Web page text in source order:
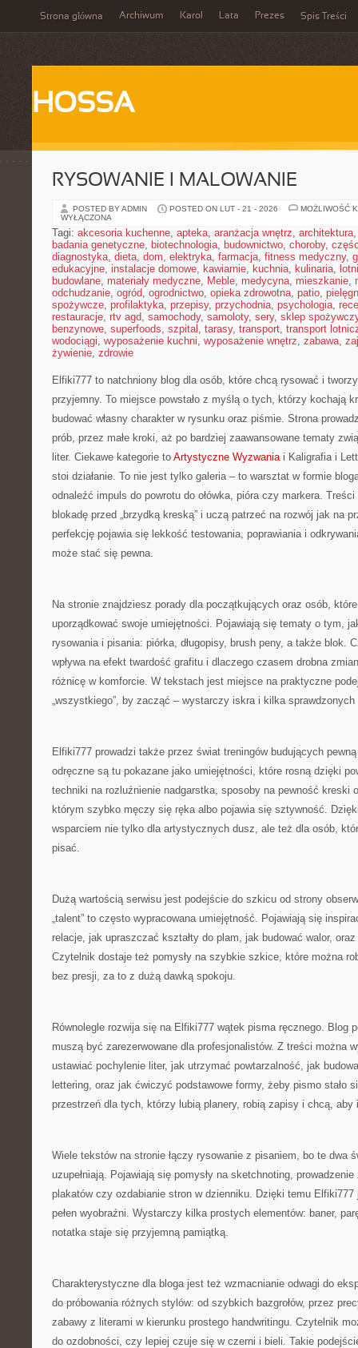
Strona główna Archiwum Karol Lata Prezes Spis Treści
HOSSA
RYSOWANIE I MALOWANIE
POSTED BY ADMIN POSTED ON LUT - 21 - 2026
MOŻLIWOŚĆ
WYŁĄCZONA
Tagi: akcesoria kuchenne, apteka, aranżacja wnętrz, architektura
badania genetyczne, biotechnologia, budownictwo, choroby,
diagnostyka, dieta, dom, elektryka, farmacja, fitness medyczny,
edukacyjne, instalacje domowe, kawiarnie, kuchnia, kulinaria,
budowlane, materiały medyczne, Meble, medycyna, mieszkanie,
odchudzanie, ogród, ogrodnictwo, opieka zdrowotna, patio,
spożywcze, profilaktyka, przepisy, przychodnia, psychologia,
restauracje, rtv agd, samochody, samoloty, sery, sklep
benzynowe, superfoods, szpital , tarasy, transport, transport
wodociągi, wyposażenie kuchni, wyposażenie wnętrz, zabawa,
żywienie, zdrowie
Elfiki777 to natchniony blog dla osób, które chcą rysować i
przyjemny. To miejsce powstało z myślą o tych, którzy kochają
budować własny charakter w rysunku oraz piśmie. Strona
prób, przez małe kroki, aż po bardziej zaawansowane tematy
liter. Ciekawe kategorie to Artystyczne Wyzwaniai Kaligrafia i
stoi działanie. To nie jest tylko galeria – to warsztat w formie
odnaleźć impuls do powrotu do ołówka, pióra czy markera. Treści
blokadę przed „brzydką kreską” i uczą patrzeć na rozwój jak na
perfekcję pojawia się lekkość testowania, poprawiania i
może stać się pewna.
Na stronie znajdziesz porady dla początkujących oraz osób,
uporządkować swoje umiejętności. Pojawiają się tematy o tym,
rysowania i pisania: piórka, długopisy, brush peny, a także blok.
wpływa na efekt twardość grafitu i dlaczego czasem drobna
różnicę w komforcie. W tekstach jest miejsce na praktyczne
„wszystkiego”, by zacząć – wystarczy iskra i kilka sprawdzonych
Elfiki777 prowadzi także przez świat treningów budujących
odręczne są tu pokazane jako umiejętności, które rosną dzięki
techniki na rozluźnienie nadgarstka, sposoby na pewność kreski
którym szybko męczy się ręka albo pojawia się sztywność.
wsparciem nie tylko dla artystycznych dusz, ale też dla osób,
pisać.
Dużą wartością serwisu jest podejście do szkicu od strony
„talent” to często wypracowana umiejętność. Pojawiają się
relacje, jak upraszczać kształty do plam, jak budować walor,
Czytelnik dostaje też pomysły na szybkie szkice, które można
bez presji, za to z dużą dawką spokoju.
Równolegle rozwija się na Elfiki777 wątek pisma ręcznego. Blog
muszą być zarezerwowane dla profesjonalistów. Z treści można
ustawiać pochylenie liter, jak utrzymać powtarzalność, jak
lettering, oraz jak ćwiczyć podstawowe formy, żeby pismo stało
przestrzeń dla tych, którzy lubią planery, robią zapisy i chcą, aby
Wiele tekstów na stronie łączy rysowanie z pisaniem, bo te dwa
uzupełniają. Pojawiają się pomysły na sketchnoting,
plakatów czy ozdabianie stron w dzienniku. Dzięki temu
pełen wyobraźni. Wystarczy kilka prostych elementów: baner,
notatka staje się przyjemną pamiątką.
Charakterystyczne dla bloga jest też wzmacnianie odwagi do
do próbowania różnych stylów: od szybkich bazgrołów, przez
zabawy z literami w kierunku prostego handwritingu. Czytelnik
do ozdobności, czy lepiej czuje się w czerni i bieli. Takie